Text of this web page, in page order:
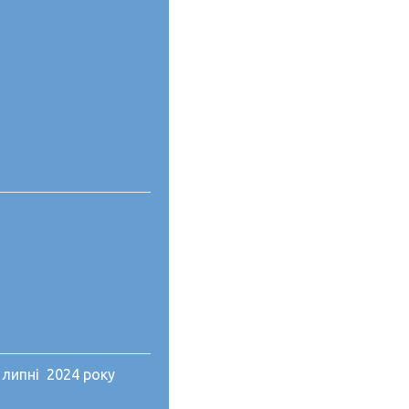
липні 2024 року